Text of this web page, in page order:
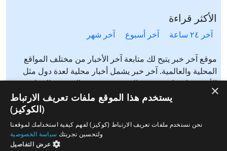
الأكثر قراءة
آخر ٢٤ ساعة آخر أسبوع آخر شهر
موقع آخر خبر يتيح لك متابعة آخر الأخبار من مختلف المواقع
المحلية والعالمية. آخر خبر يشمل أخبار محلية لعدة دول مثل
الأردن، فلسطين، مصر، السعودية، تونس، المغرب، الجزائر،
عرب ٤٨، لبنان، العراق، اليمن وغيرها آخر خبر يتيح متابعة أخبار
من شتى المواضيع مثل: أخبار محلية، أخبار عالمية، رياضة،
إقتصاد، ثقافة، منوعات وغيرها تابع الأخبار المحلية والعالمية من
مختلف المواقع الإخبارية: الجزيرة، العربية، بي بي سي، سي ان
×
يستخدم هذا الموقع ملفات تعريف الارتباط
(الكوكيز)
نحن نستخدم ملفات تعريف الارتباط (كوكيز) لفهم كيفية استخدامك لموقعنا
ولتحسين تجربتك سياسة الخصوصية
عرض التفاصيل